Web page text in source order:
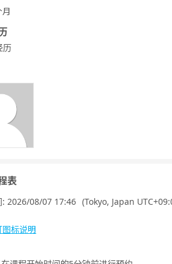
历
表
: 2026/08/07 17:46 (Tokyo, Japan
图标说明